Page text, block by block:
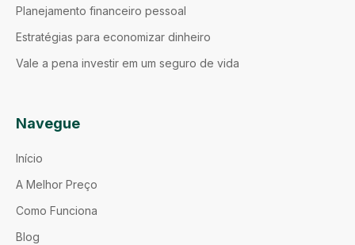
Planejamento financeiro pessoal
Estratégias para economizar dinheiro
Vale a pena investir em um seguro de vida
Navegue
Início
A Melhor Preço
Como Funciona
Blog